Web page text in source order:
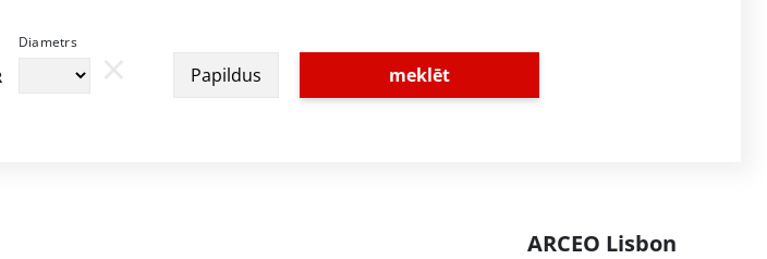
Diametrs
Papildus meklēt
ARCEO Lisbon